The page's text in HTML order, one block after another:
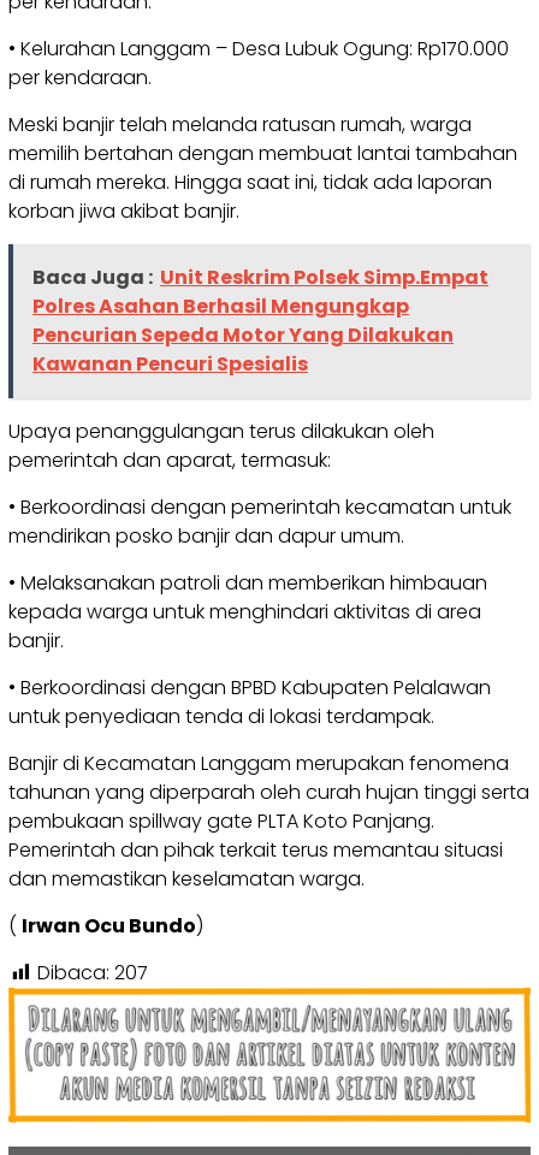
• Kelurahan Langgam – Desa Lubuk Ogung: Rp170.000
per kendaraan.
Meski banjir telah melanda ratusan rumah, warga
memilih bertahan dengan membuat lantai tambahan
di rumah mereka. Hingga saat ini, tidak ada laporan
korban jiwa akibat banjir.
Baca Juga : Unit Reskrim Polsek Simp.Empat
Polres Asahan Berhasil Mengungkap
Pencurian Sepeda Motor Yang Dilakukan
Kawanan Pencuri Spesialis
Upaya penanggulangan terus dilakukan oleh
pemerintah dan aparat, termasuk:
• Berkoordinasi dengan pemerintah kecamatan untuk
mendirikan posko banjir dan dapur umum.
• Melaksanakan patroli dan memberikan himbauan
kepada warga untuk menghindari aktivitas di area
banjir.
• Berkoordinasi dengan BPBD Kabupaten Pelalawan
untuk penyediaan tenda di lokasi terdampak.
Banjir di Kecamatan Langgam merupakan fenomena
tahunan yang diperparah oleh curah hujan tinggi serta
pembukaan spillway gate PLTA Koto Panjang.
Pemerintah dan pihak terkait terus memantau situasi
dan memastikan keselamatan warga.
( Irwan Ocu Bundo)
Dibaca: 207